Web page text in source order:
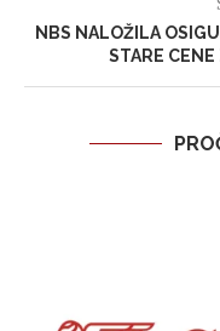
NBS NALOŽILA
STARE